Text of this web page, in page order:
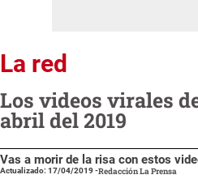
La red
Los videos virales
abril del 2019
Vas a morir de la risa con estos
Actualizado: 17/04/2019-Redacción La Prensa